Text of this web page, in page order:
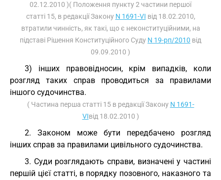
02.12.2010 )( Положення пункту 2 частини першої
статті 15, в редакції Закону N 1691-VI від 18.02.2010,
втратили чинність, як такі, що є неконституційними, на
підставі Рішення Конституційного Суду N 19-рп/2010 від
09.09.2010 )
3) інших правовідносин, крім випадків, коли
розгляд таких справ проводиться за правилами
іншого судочинства.
( Частина перша статті 15 в редакції Закону N 1691-
VIвід 18.02.2010 )
2. Законом може бути передбачено розгляд
інших справ за правилами цивільного судочинства.
3. Суди розглядають справи, визначені у частині
першій цієї статті, в порядку позовного, наказного та